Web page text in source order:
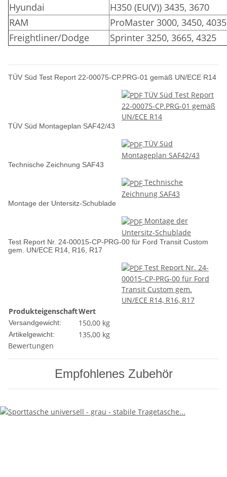
Hyundai
H350 (EU(V)) 3435, 3670
RAM
ProMaster 3000, 3450, 4035
Freightliner/Dodge
Sprinter 3250, 3665, 4325
TÜV Süd Test Report 22-00075-CP.PRG-01 gemäß UN/ECE R14
TÜV Süd Test Report
22-00075-CP.PRG-01 gemäß
UN/ECE R14
TÜV Süd Montageplan SAF42/43
TÜV Süd
Montageplan SAF42/43
Technische Zeichnung SAF43
Technische
Zeichnung SAF43
Montage der Untersitz-Schublade
Montage der
Untersitz-Schublade
Test Report Nr. 24-00015-CP-PRG-00 für Ford Transit Custom
gem. UN/ECE R14, R16, R17
Test Report Nr. 24-
00015-CP-PRG-00 für Ford
Transit Custom gem.
UN/ECE R14, R16, R17
ProdukteigenschaftWert
Versandgewicht: 150,00 kg
Artikelgewicht: 135,00 kg
Bewertungen
Empfohlenes Zubehör